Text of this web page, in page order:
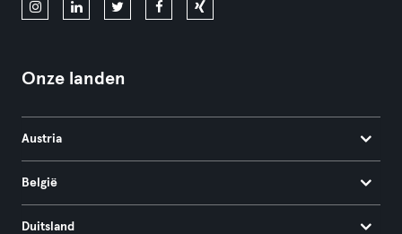
Onze landen
Austria
België
Duitsland